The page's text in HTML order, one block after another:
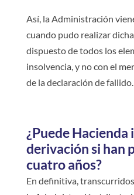
Así, la Administración
cuando pudo realizar
dispuesto de todos los
insolvencia, y no con el
de la declaración de fallido.
¿Puede Hacienda
derivación si han
cuatro años?
En definitiva, transcurridos